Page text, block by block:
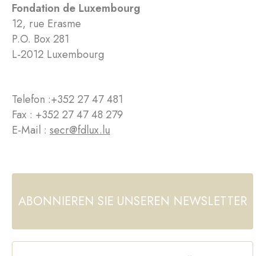
Fondation de Luxembourg
12, rue Erasme
P.O. Box 281
L-2012 Luxembourg
Telefon :+352 27 47 481
Fax : +352 27 47 48 279
E-Mail : secr@fdlux.lu
ABONNIEREN SIE UNSEREN NEWSLETTER